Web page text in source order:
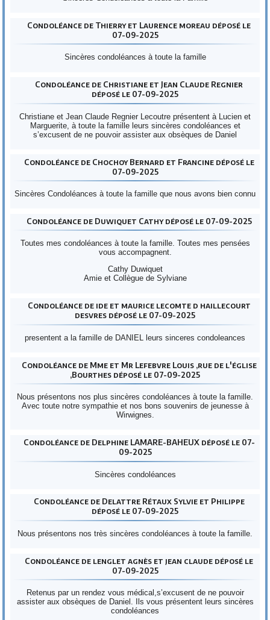
Condoléance de Thierry et Laurence moreau déposé le
07-09-2025
Sincères condoléances à toute la famille
Condoléance de Christiane et Jean Claude Regnier
déposé le 07-09-2025
Christiane et Jean Claude Regnier Lecoutre présentent à Lucien et
Marguerite, à toute la famille leurs sincères condoléances et
s’excusent de ne pouvoir assister aux obsèques de Daniel
Condoléance de Chochoy Bernard et Francine déposé le
07-09-2025
Sincères Condoléances à toute la famille que nous avons bien connu
Condoléance de Duwiquet Cathy déposé le 07-09-2025
Toutes mes condoléances à toute la famille. Toutes mes pensées
vous accompagnent.
Cathy Duwiquet
Amie et Collègue de Sylviane
Condoléance de ide et maurice lecomte d haillecourt
desvres déposé le 07-09-2025
presentent a la famille de DANIEL leurs sinceres condoleances
Condoléance de Mme et Mr Lefebvre Louis ,rue de l'église
,Bourthes déposé le 07-09-2025
Nous présentons nos plus sincères condoléances à toute la famille.
Avec toute notre sympathie et nos bons souvenirs de jeunesse à
Wirwignes.
Condoléance de Delphine LAMARE-BAHEUX déposé le 07-
09-2025
Sincères condoléances
Condoléance de Delattre Rétaux Sylvie et Philippe
déposé le 07-09-2025
Nous présentons nos très sincères condoléances à toute la famille.
Condoléance de lenglet agnès et jean claude déposé le
07-09-2025
Retenus par un rendez vous médical,s’excusent de ne pouvoir
assister aux obsèques de Daniel. Ils vous présentent leurs sincères
condoléances